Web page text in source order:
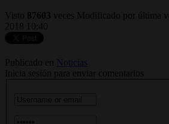
Visto 87603 veces Modificado por última
2018 10:40
Publicado en
Noticias
Inicia sesión para enviar comentarios